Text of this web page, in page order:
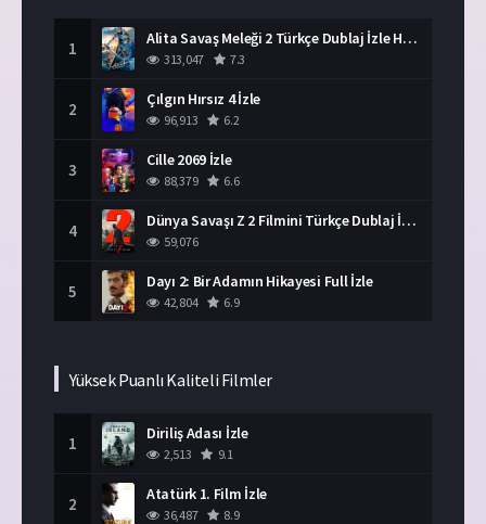
1 Alita Savaş Meleği 2 Türkçe Dublaj İzle HD Film
313,047 7.3
2 Çılgın Hırsız 4 İzle
96,913 6.2
3 Cille 2069 İzle
88,379 6.6
4 Dünya Savaşı Z 2 Filmini Türkçe Dublaj İzle
59,076
5 Dayı 2: Bir Adamın Hikayesi Full İzle
42,804 6.9
Yüksek Puanlı Kaliteli Filmler
1 Diriliş Adası İzle
2,513 9.1
2 Atatürk 1. Film İzle
36,487 8.9